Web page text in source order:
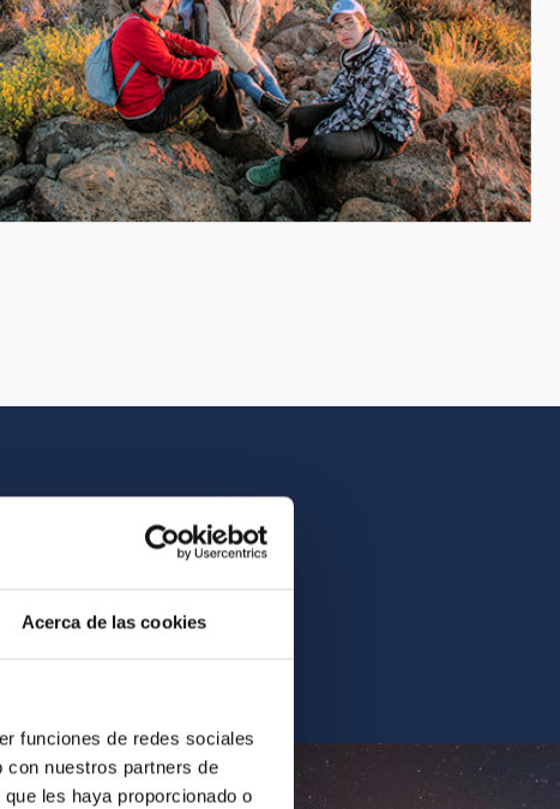
Acerca de las cookies
funciones de redes sociales
con nuestros partners de
les haya proporcionado o
of the IAC.
archives.